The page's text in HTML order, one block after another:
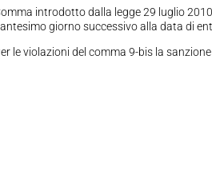
introdotto dalla legge 29 luglio
giorno successivo alla data di
le violazioni del comma 9-bis la